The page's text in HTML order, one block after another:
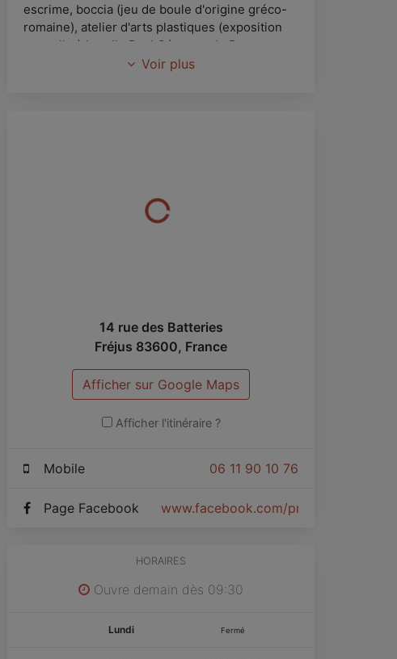
escrime, boccia (jeu de boule d'origine gréco-
romaine), atelier d'arts plastiques (exposition
annuelle à la salle Paul Cézanne de Puget-sur-
Argens), sorties à thème et activités (loto,
Des ateliers spécifiques sont proposés :
- Danse et fitness le mardi à 15h30 avec
Voir plus
14 rue des Batteries
Fréjus 83600, France
Afficher sur Google Maps
Afficher l'itinéraire ?
06 11 90 10 76
Mobile
www.facebook.com/
Page Facebook
HORAIRES
Ouvre demain dès 09:30
Lundi Fermé